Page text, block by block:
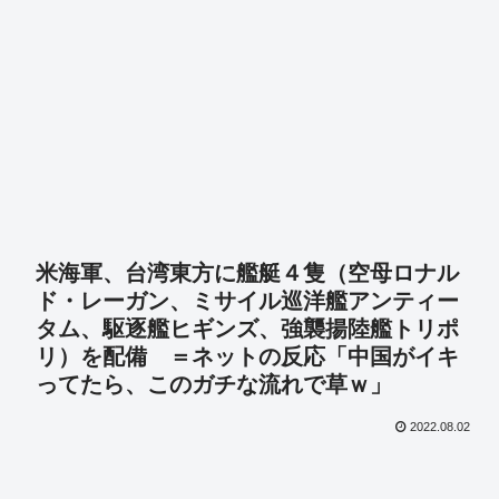
米海軍、台湾東方に艦艇４隻（空母ロナル
ド・レーガン、ミサイル巡洋艦アンティー
タム、駆逐艦ヒギンズ、強襲揚陸艦トリポ
リ）を配備 ＝ネットの反応「中国がイキ
ってたら、このガチな流れで草ｗ」
2022.08.02